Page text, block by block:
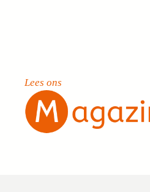
Lees ons